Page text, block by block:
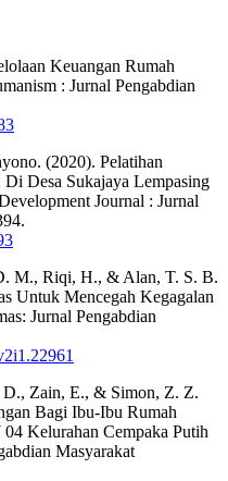
Keuangan Rumah
: Jurnal Pengabdian
(2020). Pelatihan
Desa Sukajaya Lempasing
Journal : Jurnal
M., Riqi, H., & Alan, T. S. B.
Untuk Mencegah Kegagalan
Jurnal Pengabdian
Zain, E., & Simon, Z. Z.
Bagi Ibu-Ibu Rumah
Kelurahan Cempaka Putih
Masyarakat